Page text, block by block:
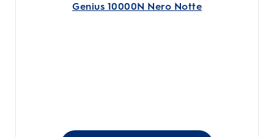
Genius 10000N Nero Notte